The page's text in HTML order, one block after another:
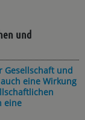
und
Gesellschaft und
eine Wirkung
eine